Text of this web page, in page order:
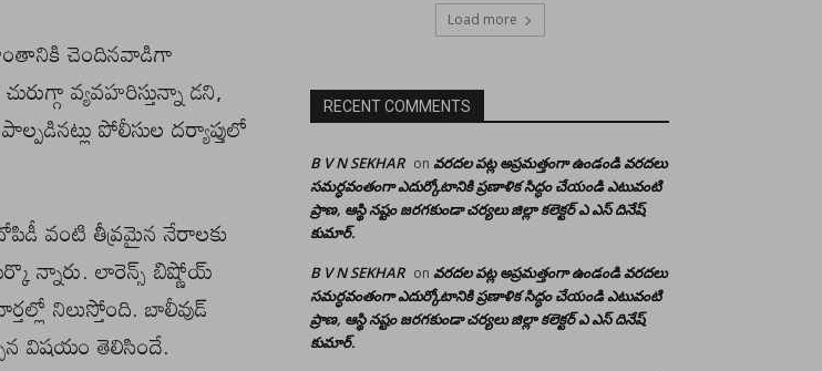
చెందినవాడిగా
వ్యవహరిస్తున్నా డని,
పోలీసుల దర్యాప్తులో
వంటి తీవ్రమైన నేరాలకు
న్నారు. లారెన్స్ బిష్ణోయ్
నిలుస్తోంది. బాలీవుడ్
విషయం తెలిసిందే.
Load more
RECENT COMMENTS
B V N SEKHAR on వరదల పట్ల అప్రమత్తంగా ఉండండి వరదలు
సమర్ధవంతంగా ఎదుర్కోటానికి ప్రణాళిక సిద్ధం చేయండి ఎటువంటి
ప్రాణ, ఆస్థి నష్టం జరగకుండా చర్యలు జిల్లా కలెక్టర్ ఎ ఎస్ దినేష్
కుమార్.
B V N SEKHAR on వరదల పట్ల అప్రమత్తంగా ఉండండి వరదలు
సమర్ధవంతంగా ఎదుర్కోటానికి ప్రణాళిక సిద్ధం చేయండి ఎటువంటి
ప్రాణ, ఆస్థి నష్టం జరగకుండా చర్యలు జిల్లా కలెక్టర్ ఎ ఎస్ దినేష్
కుమార్.